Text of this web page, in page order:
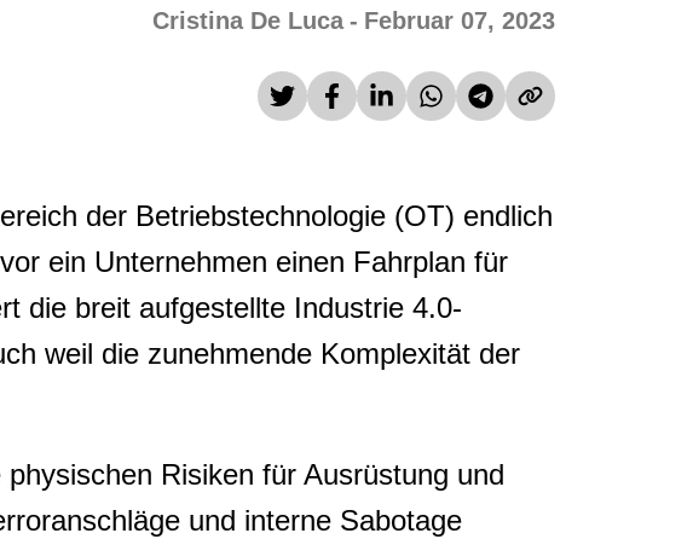
Cristina De Luca - Februar 07, 2023
der Betriebstechnologie (OT) endlich
ein Unternehmen einen Fahrplan für
die breit aufgestellte Industrie 4.0-
weil die zunehmende Komplexität der
Risiken für Ausrüstung und
und interne Sabotage